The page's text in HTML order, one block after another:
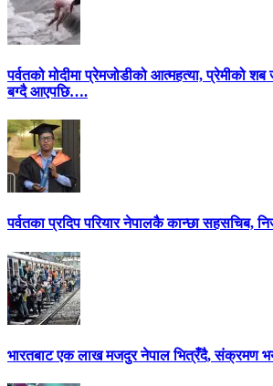
पर्वतको मोदीमा प्रेमजोडीको आत्महत्या, प्रेमीको
बग्दै आएपछि….
पर्वतका प्रदिप परियार नेपालकै कान्छा सहसचिब,
भारतबाट एक लाख मजदुर नेपाल भित्रँदै, संक्रमण